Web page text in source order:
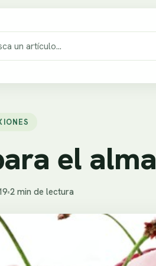
el alma
•2 min de lectura